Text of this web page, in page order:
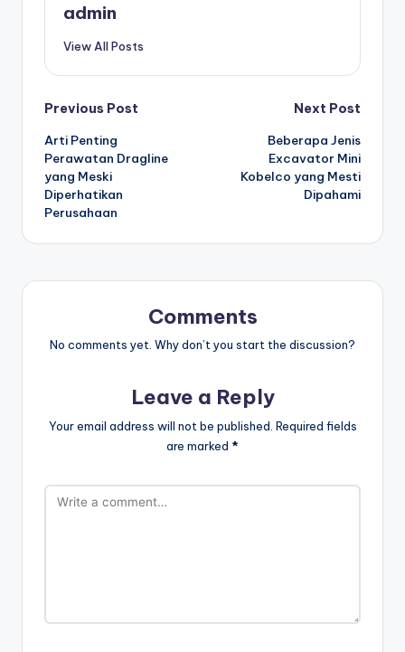
admin
View All Posts
Post
navigation
Previous Post
Arti Penting
Perawatan Dragline
yang Meski
Diperhatikan
Perusahaan
Next Post
Beberapa Jenis
Excavator Mini
Kobelco yang Mesti
Dipahami
Comments
No comments yet. Why don’t you start the discussion?
Leave a Reply
Your email address will not be published. Required fields
are marked *